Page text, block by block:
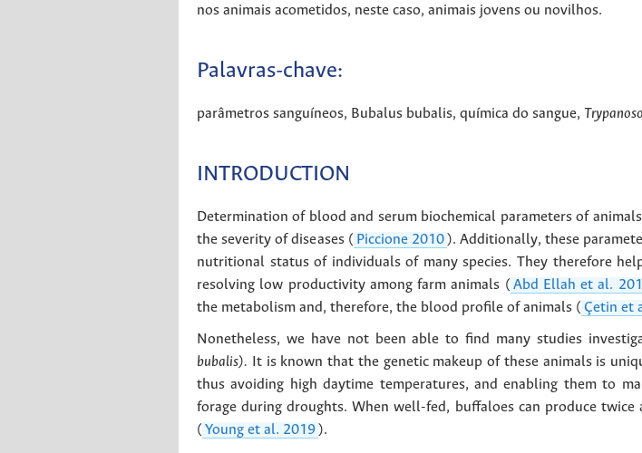
nos animais acometidos, neste caso, animais jovens ou novilhos.
Palavras-chave:
parâmetros sanguíneos, Bubalus bubalis, química do sangue,
INTRODUCTION
Determination of blood and serum biochemical parameters of
the severity of diseases ( Piccione 2010 ). Additionally, these
nutritional status of individuals of many species. They therefore
resolving low productivity among farm animals ( Abd Ellah et al.
the metabolism and, therefore, the blood profile of animals ( Çetin et
Nonetheless, we have not been able to find many studies
bubalis). It is known that the genetic makeup of these animals is
thus avoiding high daytime temperatures, and enabling them to
forage during droughts. When well-fed, buffaloes can produce
( Young et al. 2019 ).